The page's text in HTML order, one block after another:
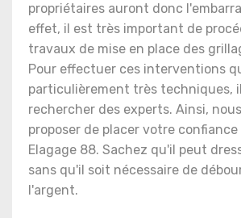
propriétaires auront donc
effet, il est très important de
travaux de mise en place des
Pour effectuer ces interventions
particulièrement très techniques,
rechercher des experts. Ainsi,
proposer de placer votre confiance
Elagage 88. Sachez qu'il peut
sans qu'il soit nécessaire de
l'argent.